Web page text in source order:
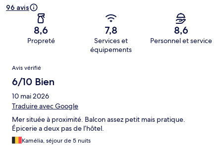
96 avis
8,6
Propreté
7,8
Services et
équipements
8,6
Personnel et service
Avis
Avis vérifié
6/10 Bien
10 mai 2026
Traduire avec Google
Mer située à proximité. Balcon assez petit mais pratique.
Épicerie a deux pas de l’hôtel.
Kamélia, séjour de 5 nuits